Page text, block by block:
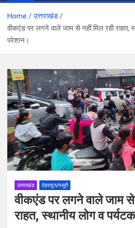
Home
उत्तराखंड
वीकएंड पर लगने वाले जाम से नहीं मिल रही राहत,
परेशान।
उत्तराखंड देहरादून/मसूरी
वीकएंड पर लगने वाले जाम से
राहत, स्थानीय लोग व